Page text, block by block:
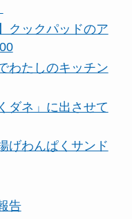
クックパッドのア
わたしのキッチン
ダネ」に出させて
げわんぱくサンド
告